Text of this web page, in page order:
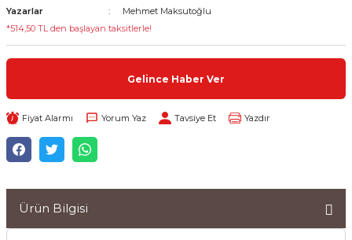
Yazarlar
Mehmet Maksutoğlu
*514,50 TL den başlayan taksitlerle!
Gelince Haber Ver
Fiyat Alarmı Yorum Yaz Tavsiye Et Yazdır
Ürün Bilgisi